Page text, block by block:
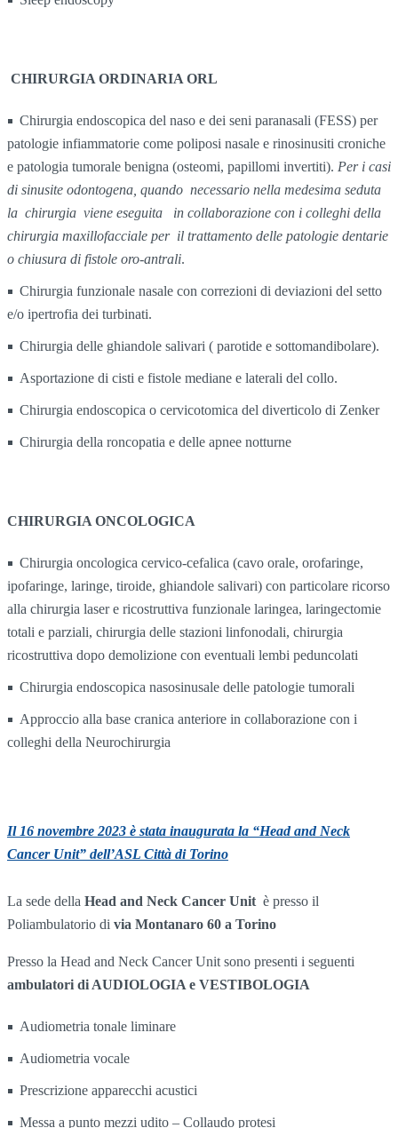
CHIRURGIA ORDINARIA ORL
Chirurgia endoscopica del naso e dei seni paranasali (FESS) per
patologie infiammatorie come poliposi nasale e rinosinusiti croniche
e patologia tumorale benigna (osteomi, papillomi invertiti). Per i casi
di sinusite odontogena, quando necessario nella medesima seduta
la chirurgia viene eseguita in collaborazione con i colleghi della
chirurgia maxillofacciale per il trattamento delle patologie dentarie
o chiusura di fistole oro-antrali.
Chirurgia funzionale nasale con correzioni di deviazioni del setto
e/o ipertrofia dei turbinati.
Chirurgia delle ghiandole salivari ( parotide e sottomandibolare).
Asportazione di cisti e fistole mediane e laterali del collo.
Chirurgia endoscopica o cervicotomica del diverticolo di Zenker
Chirurgia della roncopatia e delle apnee notturne
CHIRURGIA ONCOLOGICA
Chirurgia oncologica cervico-cefalica (cavo orale, orofaringe,
ipofaringe, laringe, tiroide, ghiandole salivari) con particolare ricorso
alla chirurgia laser e ricostruttiva funzionale laringea, laringectomie
totali e parziali, chirurgia delle stazioni linfonodali, chirurgia
ricostruttiva dopo demolizione con eventuali lembi peduncolati
Chirurgia endoscopica nasosinusale delle patologie tumorali
Approccio alla base cranica anteriore in collaborazione con i
colleghi della Neurochirurgia
Il 16 novembre 2023 è stata inaugurata la “Head and Neck
Cancer Unit” dell’ASL Città di Torino
La sede della Head and Neck Cancer Unit è presso il
Poliambulatorio di via Montanaro 60 a Torino
Presso la Head and Neck Cancer Unit sono presenti i seguenti
ambulatori di AUDIOLOGIA e VESTIBOLOGIA
Audiometria tonale liminare
Audiometria vocale
Prescrizione apparecchi acustici
Messa a punto mezzi udito – Collaudo protesi